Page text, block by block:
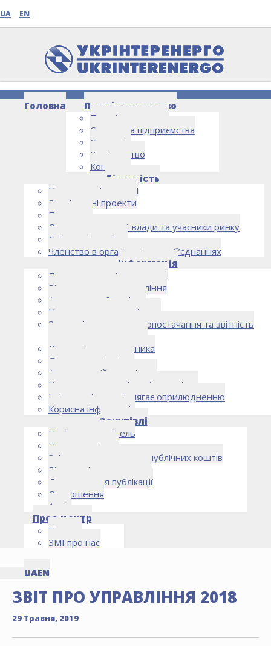
UA EN
Головна
Про підприємство
Про підприємство
Структура підприємства
Стратегія
Керівництво
Контакти
Діяльність
Напрямки діяльності
Реалізовані проекти
Партнери
Органи державної влади та учасники ринку
Спільна діяльність
Членство в організаціях та об’єднаннях
Інформація
Правоустановчі документи
Рішення органу управління
Аудиторський комітет
Нормативно-правові акти
Загальні умови електропостачання та звітність
Лист очікувань власника
Фінансова звітність
Антикорупційна політика
Кодекс етики та ділової поведінки
Інформація, що підлягає оприлюдненню
Корисна інформація
Закупівлі
Політика закупівель
План закупівель
Звіт про використання публічних коштів
Відомості про договори
Договори для публікації
Оголошення
Архів
Прес-центр
Новини
ЗМІ про нас
UAEN
НОВИНИ
ЗВІТ ПРО УПРАВЛІННЯ 2018
29 Травня, 2019